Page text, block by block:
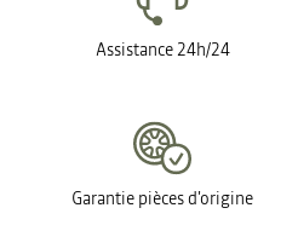
Assistance 24h/24
Garantie pièces d'origine